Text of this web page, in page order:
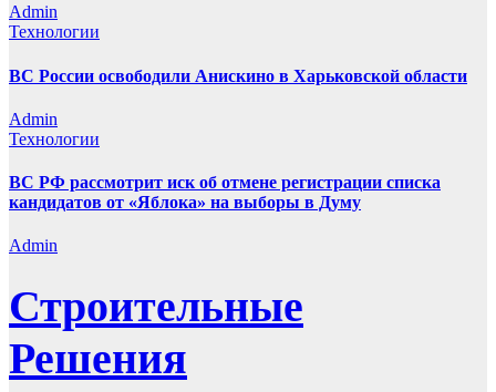
Admin
Технологии
ВС России освободили Анискино в Харьковской области
Admin
Технологии
ВС РФ рассмотрит иск об отмене регистрации списка
кандидатов от «Яблока» на выборы в Думу
Admin
Строительные
Решения